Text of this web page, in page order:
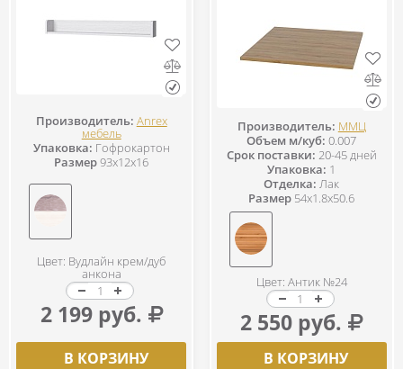
Производитель: Anrex
мебель
Упаковка: Гофрокартон
Размер93x12x16
Цвет: Вудлайн крем/дуб
анкона
2 199 руб.
В КОРЗИНУ
Производитель: ММЦ
Объем м/куб: 0.007
Срок поставки: 20-45 дней
Упаковка: 1
Отделка: Лак
Размер 54x1.8x50.6
Цвет: Антик №24
2 550 руб.
В КОРЗИНУ